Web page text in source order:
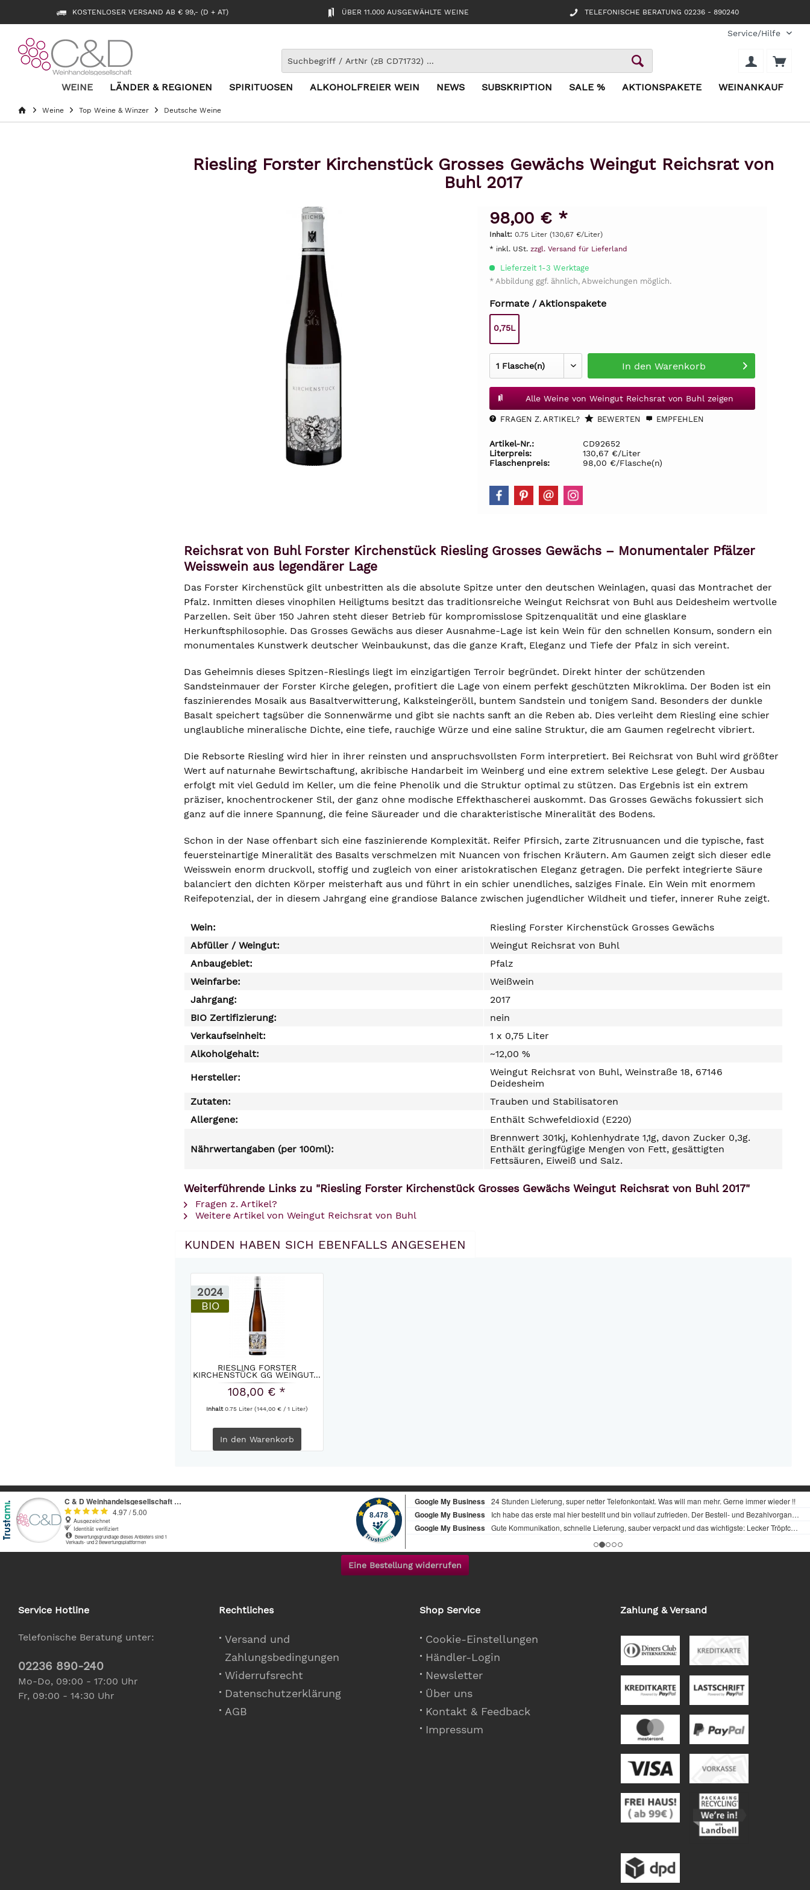
KOSTENLOSER VERSAND AB € 99,- (D + AT) ÜBER 11.000 AUSGEWÄHLTE WEINE TELEFONISCHE BERATUNG 02236 - 890240
Service/Hilfe
WEINE LÄNDER & REGIONEN SPIRITUOSEN ALKOHOLFREIER WEIN NEWS SUBSKRIPTION SALE % AKTIONSPAKETE WEINANKAUF
Weine Top Weine & Winzer Deutsche Weine
Riesling Forster Kirchenstück Grosses Gewächs Weingut Reichsrat von
Buhl 2017
98,00 € *
Inhalt: 0.75 Liter (130,67 €/Liter)
* inkl. USt. zzgl. Versand für Lieferland
Lieferzeit 1-3 Werktage
* Abbildung ggf. ähnlich, Abweichungen möglich.
Formate / Aktionspakete
0,75L
In den Warenkorb
Alle Weine von Weingut Reichsrat von Buhl zeigen
FRAGEN Z. ARTIKEL? BEWERTEN EMPFEHLEN
Artikel-Nr.:
CD92652
Literpreis:
130,67 €/Liter
Flaschenpreis:
98,00 €/Flasche(n)
Reichsrat von Buhl Forster Kirchenstück Riesling Grosses Gewächs – Monumentaler Pfälzer
Weisswein aus legendärer Lage
Das Forster Kirchenstück gilt unbestritten als die absolute Spitze unter den deutschen Weinlagen, quasi das Montrachet der
Pfalz. Inmitten dieses vinophilen Heiligtums besitzt das traditionsreiche Weingut Reichsrat von Buhl aus Deidesheim wertvolle
Parzellen. Seit über 150 Jahren steht dieser Betrieb für kompromisslose Spitzenqualität und eine glasklare
Herkunftsphilosophie. Das Grosses Gewächs aus dieser Ausnahme-Lage ist kein Wein für den schnellen Konsum, sondern ein
monumentales Kunstwerk deutscher Weinbaukunst, das die ganze Kraft, Eleganz und Tiefe der Pfalz in sich vereint.
Das Geheimnis dieses Spitzen-Rieslings liegt im einzigartigen Terroir begründet. Direkt hinter der schützenden
Sandsteinmauer der Forster Kirche gelegen, profitiert die Lage von einem perfekt geschützten Mikroklima. Der Boden ist ein
faszinierendes Mosaik aus Basaltverwitterung, Kalksteingeröll, buntem Sandstein und tonigem Sand. Besonders der dunkle
Basalt speichert tagsüber die Sonnenwärme und gibt sie nachts sanft an die Reben ab. Dies verleiht dem Riesling eine schier
unglaubliche mineralische Dichte, eine tiefe, rauchige Würze und eine saline Struktur, die am Gaumen regelrecht vibriert.
Die Rebsorte Riesling wird hier in ihrer reinsten und anspruchsvollsten Form interpretiert. Bei Reichsrat von Buhl wird größter
Wert auf naturnahe Bewirtschaftung, akribische Handarbeit im Weinberg und eine extrem selektive Lese gelegt. Der Ausbau
erfolgt mit viel Geduld im Keller, um die feine Phenolik und die Struktur optimal zu stützen. Das Ergebnis ist ein extrem
präziser, knochentrockener Stil, der ganz ohne modische Effekthascherei auskommt. Das Grosses Gewächs fokussiert sich
ganz auf die innere Spannung, die feine Säureader und die charakteristische Mineralität des Bodens.
Schon in der Nase offenbart sich eine faszinierende Komplexität. Reifer Pfirsich, zarte Zitrusnuancen und die typische, fast
feuersteinartige Mineralität des Basalts verschmelzen mit Nuancen von frischen Kräutern. Am Gaumen zeigt sich dieser edle
Weisswein enorm druckvoll, stoffig und zugleich von einer aristokratischen Eleganz getragen. Die perfekt integrierte Säure
balanciert den dichten Körper meisterhaft aus und führt in ein schier unendliches, salziges Finale. Ein Wein mit enormem
Reifepotenzial, der in diesem Jahrgang eine grandiose Balance zwischen jugendlicher Wildheit und tiefer, innerer Ruhe zeigt.
Wein:
Riesling Forster Kirchenstück Grosses Gewächs
Abfüller / Weingut:
Weingut Reichsrat von Buhl
Anbaugebiet:
Pfalz
Weinfarbe:
Weißwein
Jahrgang:
2017
BIO Zertifizierung:
nein
Verkaufseinheit:
1 x 0,75 Liter
Alkoholgehalt:
~12,00 %
Hersteller:
Weingut Reichsrat von Buhl, Weinstraße 18, 67146
Deidesheim
Zutaten:
Trauben und Stabilisatoren
Allergene:
Enthält Schwefeldioxid (E220)
Nährwertangaben (per 100ml):
Brennwert 301kj, Kohlenhydrate 1,1g, davon Zucker 0,3g.
Enthält geringfügige Mengen von Fett, gesättigten
Fettsäuren, Eiweiß und Salz.
Weiterführende Links zu "Riesling Forster Kirchenstück Grosses Gewächs Weingut Reichsrat von Buhl 2017"
Fragen z. Artikel?
Weitere Artikel von Weingut Reichsrat von Buhl
KUNDEN HABEN SICH EBENFALLS ANGESEHEN
2024
BIO
RIESLING FORSTER
KIRCHENSTÜCK GG WEINGUT...
108,00 € *
Inhalt0.75 Liter (144,00 € / 1 Liter)
In den Warenkorb
Eine Bestellung widerrufen
Service Hotline
Telefonische Beratung unter:
02236 890-240
Mo-Do, 09:00 - 17:00 Uhr
Fr, 09:00 - 14:30 Uhr
Rechtliches
Versand und
Zahlungsbedingungen
Widerrufsrecht
Datenschutzerklärung
AGB
Shop Service
Cookie-Einstellungen
Händler-Login
Newsletter
Über uns
Kontakt & Feedback
Impressum
Zahlung & Versand